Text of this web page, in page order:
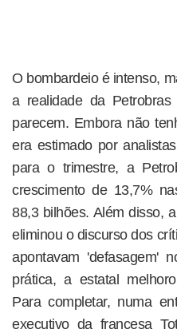
O bombardeio é intenso,
a realidade da
parecem. Embora não
era estimado por
para o trimestre, a
crescimento de 13,7%
88,3 bilhões. Além disso,
eliminou o discurso dos
apontavam 'defasagem'
prática, a estatal
Para completar, numa
executivo da francesa